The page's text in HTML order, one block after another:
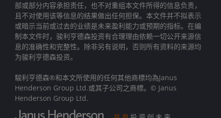
部或部分内容承担责任，也不对重组本文件所得的信息负责，
且不对使用该等信息的结果做出任何担保。本文件并不拟表示
或暗示当前或过去的业绩是未来盈利能力或预期的指标。在编
制本文件时，骏利亨德森投资有合理理由依赖一切公开来源信
息的准确性和完整性。除非另有说明，否则所有资料的来源均
为骏利亨德森投资。
駿利亨德森®和本文所使用的任何其他商標均為Janus
Henderson Group Ltd.或其子公司之商標。© Janus
Henderson Group Ltd.